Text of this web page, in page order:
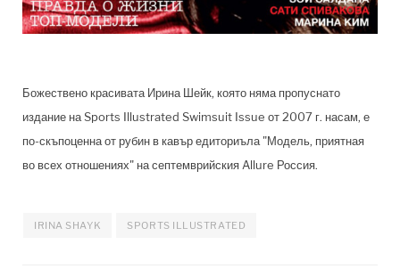
Божествено красивата Ирина Шейк, която няма пропуснато
издание на Sports Illustrated Swimsuit Issue от 2007 г. насам, е
по-скъпоценна от рубин в кавър едиториъла "Модель, приятная
во всех отношениях" на септемврийския Allure Россия.
IRINA SHAYK SPORTS ILLUSTRATED